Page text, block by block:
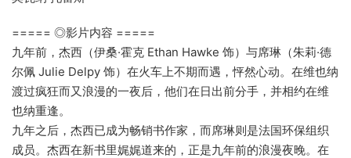
===== ◎影片内容 =====
九年前，杰西（伊桑·霍克 Ethan Hawke 饰）与席琳（朱莉·德
尔佩 Julie Delpy 饰）在火车上不期而遇，怦然心动。在维也纳
渡过疯狂而又浪漫的一夜后，他们在日出前分手，并相约在维
也纳重逢。
九年之后，杰西已成为畅销书作家，而席琳则是法国环保组织
成员。杰西在新书里娓娓道来的，正是九年前的浪漫夜晚。在